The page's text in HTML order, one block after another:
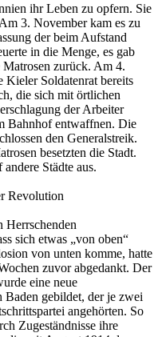
ihr Leben zu opfern. Sie
3. November kam es zu
der beim Aufstand
in die Menge, es gab
Matrosen zurück. Am 4.
Kieler Soldatenrat bereits
die sich mit örtlichen
der Arbeiter
Bahnhof entwaffnen. Die
den Generalstreik.
besetzten die Stadt.
Städte aus.
Revolution
Herrschenden
sich etwas „von oben“
von unten komme, hatte
zuvor abgedankt. Der
eine neue
gebildet, der je zwei
angehörten. So
Zugeständnisse ihre